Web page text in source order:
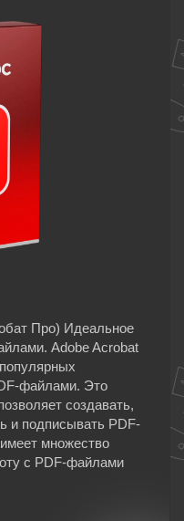
Про) Идеальное
Adobe Acrobat
файлами. Это
создавать,
и подписывать PDF-
множество
с PDF-файлами